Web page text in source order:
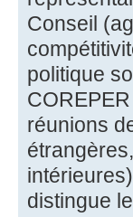
Conseil
politique
réunions
distingue